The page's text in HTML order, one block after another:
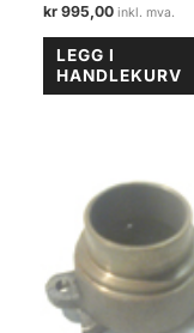
kr 995,00
LEGG I
HANDLEKURV